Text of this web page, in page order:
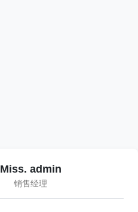
Miss. admin
销售经理